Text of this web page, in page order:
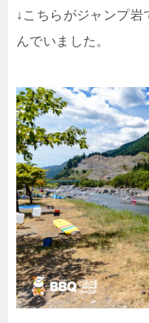
↓こちらがジャンプ
んでいました。